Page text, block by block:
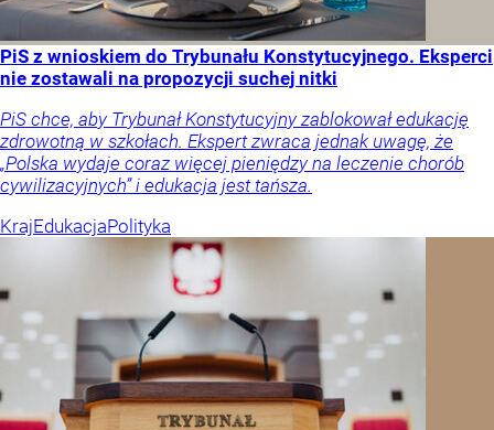
PiS z wnioskiem do Trybunału Konstytucyjnego. Eksperci
nie zostawali na propozycji suchej nitki
PiS chce, aby Trybunał Konstytucyjny zablokował edukację
zdrowotną w szkołach. Ekspert zwraca jednak uwagę, że
„Polska wydaje coraz więcej pieniędzy na leczenie chorób
cywilizacyjnych” i edukacja jest tańsza.
KrajEdukacjaPolityka